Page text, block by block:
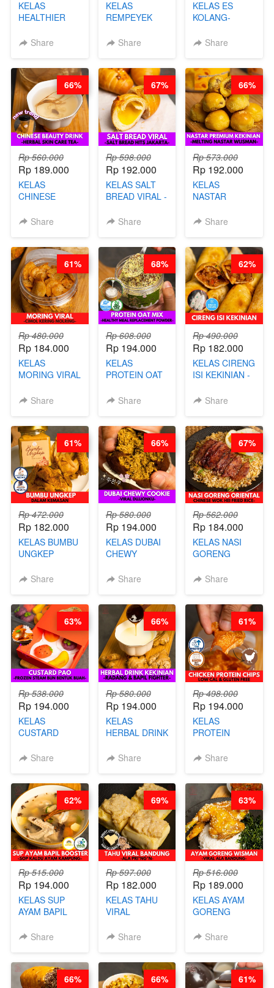
KELAS
HEALTHIER
KERIPIK
BY CHEF DITA
Share
KELAS
REMPEYEK
KEMASAN - BY
Share
KELAS ES
KOLANG-
- TANPA SIRUP
Share
Rp 560.000
Rp 189.000
KELAS
CHINESE
- HERBAL SKIN
ARISUDANA
Share
66%
Rp 598.000
Rp 192.000
KELAS SALT
BREAD VIRAL -
HITS JAKARTA
Share
67%
Rp 573.000
Rp 192.000
KELAS
NASTAR
KEKINIAN -
WIJSMAN- BY
CHEF DITA
Share
66%
Rp 480.000
Rp 184.000
KELAS
MORING VIRAL
KERING
Share
61%
Rp 608.000
Rp 194.000
KELAS
PROTEIN OAT
MEAL
BARISTA
ARISUDANA
Share
68%
Rp 490.000
Rp 182.000
KELAS CIRENG
ISI KEKINIAN -
Share
62%
Rp 472.000
Rp 182.000
KELAS BUMBU
UNGKEP
KEMASAN - BY
Share
61%
Rp 580.000
Rp 194.000
KELAS DUBAI
CHEWY
VIRAL
DITA
Share
66%
Rp 562.000
Rp 184.000
KELAS NASI
GORENG
CHINESE WOK
CHEF
STEPHANIE
Share
67%
Rp 538.000
Rp 194.000
KELAS
CUSTARD
STEAM BUN
CHEF DITA
Share
63%
Rp 580.000
Rp 194.000
KELAS
HERBAL DRINK
RADANG &
BARISTA
ARISUDANA
Share
66%
Rp 498.000
Rp 194.000
KELAS
PROTEIN
CHIPS -
RENDAH
KALORI
GLUTEN FREE
BY CHEF DITA
Share
61%
Rp 515.000
Rp 194.000
KELAS SUP
AYAM BAPIL
SOP KALDU
CHEF
STEPHANIE
Share
62%
Rp 597.000
Rp 182.000
KELAS TAHU
VIRAL
ALA PRI*NG*N
Share
69%
Rp 516.000
Rp 189.000
KELAS AYAM
GORENG
VIRAL ALA
STEPHANIE
Share
63%
66% 66% 61%